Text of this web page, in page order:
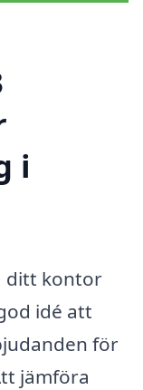
i
ditt kontor
idé att
för
jämföra